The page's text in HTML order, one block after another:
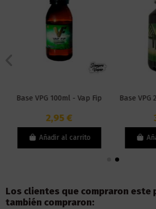
Base VPG 100ml - Vap Fip
2,95 €
Añadir al carrito
Base VPG
Los clientes que compraron este
también compraron: